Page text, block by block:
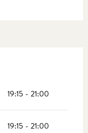
19:15 - 21:00
19:15 - 21:00